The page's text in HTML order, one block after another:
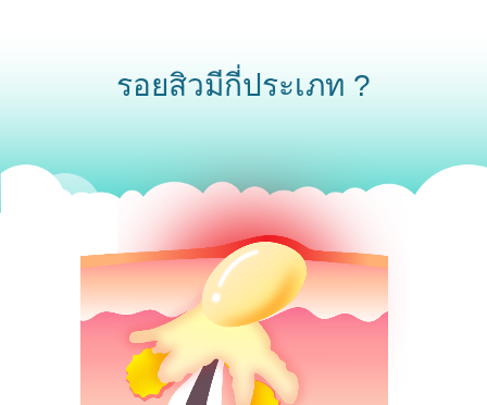
รอยสิวมีกี่ประเภท ?